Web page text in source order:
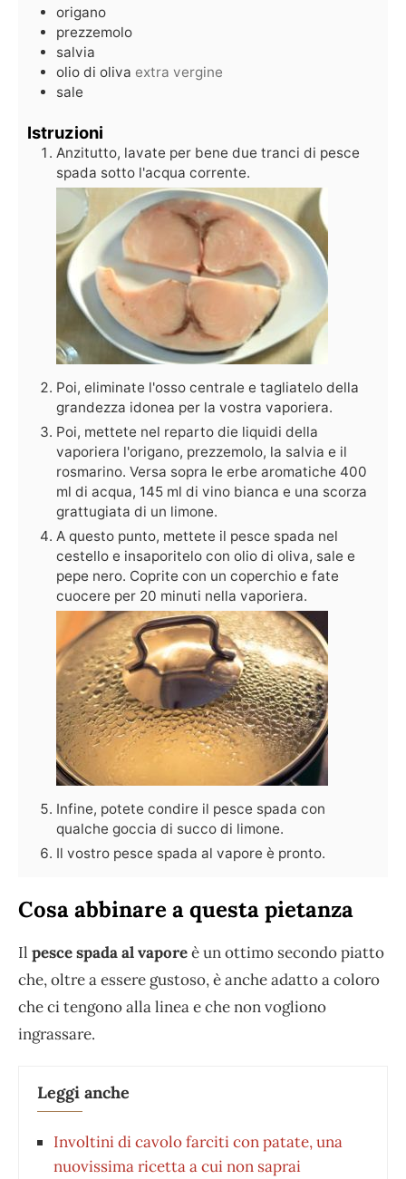
origano
prezzemolo
salvia
olio di oliva extra vergine
sale
Istruzioni
Anzitutto, lavate per bene due tranci di pesce
spada sotto l'acqua corrente.
Poi, eliminate l'osso centrale e tagliatelo della
grandezza idonea per la vostra vaporiera.
Poi, mettete nel reparto die liquidi della
vaporiera l'origano, prezzemolo, la salvia e il
rosmarino. Versa sopra le erbe aromatiche 400
ml di acqua, 145 ml di vino bianca e una scorza
grattugiata di un limone.
A questo punto, mettete il pesce spada nel
cestello e insaporitelo con olio di oliva, sale e
pepe nero. Coprite con un coperchio e fate
cuocere per 20 minuti nella vaporiera.
Infine, potete condire il pesce spada con
qualche goccia di succo di limone.
Il vostro pesce spada al vapore è pronto.
Cosa abbinare a questa pietanza
Il pesce spada al vaporeè un ottimo secondo piatto
che, oltre a essere gustoso, è anche adatto a coloro
che ci tengono alla linea e che non vogliono
ingrassare.
Leggi anche
Involtini di cavolo farciti con patate, una
nuovissima ricetta a cui non saprai